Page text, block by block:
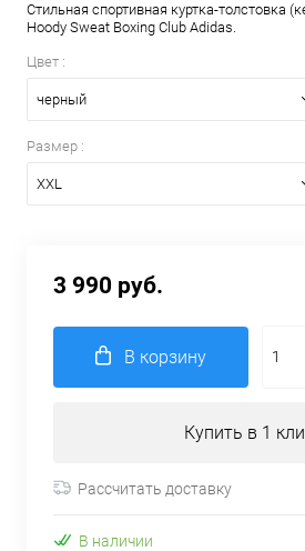
Стильная спортивная куртка-толстовка
Hoody Sweat Boxing Club Adidas.
Цвет :
черный
Размер :
XXL
3 990 руб.
В корзину
Купить в 1
Рассчитать доставку
В наличии